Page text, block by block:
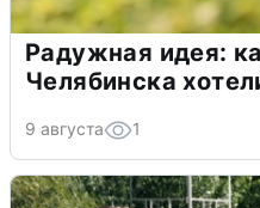
Радужная идея:
Челябинска
9 августа 1